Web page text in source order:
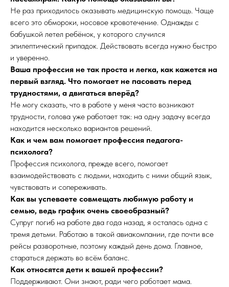
Не раз приходилось оказывать медицинскую помощь. Чаще
всего это обмороки, носовое кровотечение. Однажды с
бабушкой летел ребёнок, у которого случился
эпилептический припадок. Действовать всегда нужно быстро
и уверенно.
Ваша профессия не так проста и легка, как кажется на
первый взгляд. Что помогает не пасовать перед
трудностями, а двигаться вперёд?
Не могу сказать, что в работе у меня часто возникают
трудности, голова уже работает так: на одну задачу всегда
находится несколько вариантов решений.
Как и чем вам помогает профессия педагога-
психолога?
Профессия психолога, прежде всего, помогает
взаимодействовать с людьми, находить с ними общий язык,
чувствовать и сопереживать.
Как вы успеваете совмещать любимую работу и
семью, ведь график очень своеобразный?
Супруг погиб на работе два года назад, я осталась одна с
тремя детьми. Работаю в такой авиакомпании, где почти все
рейсы разворотные, поэтому каждый день дома. Главное,
стараться держать во всём баланс.
Как относятся дети к вашей профессии?
Поддерживают. Они знают, ради чего работает мама.